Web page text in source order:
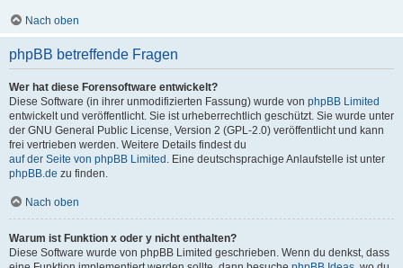
Nach oben
phpBB betreffende Fragen
Wer hat diese Forensoftware entwickelt?
Diese Software (in ihrer unmodifizierten Fassung) wurde von phpBB Limited
entwickelt und veröffentlicht. Sie ist urheberrechtlich geschützt. Sie wurde unter
der GNU General Public License, Version 2 (GPL-2.0) veröffentlicht und kann
frei vertrieben werden. Weitere Details findest du
auf der Seite von phpBB Limited . Eine deutschsprachige Anlaufstelle ist unter
phpBB.de zu finden.
Nach oben
Warum ist Funktion x oder y nicht enthalten?
Diese Software wurde von phpBB Limited geschrieben. Wenn du denkst, dass